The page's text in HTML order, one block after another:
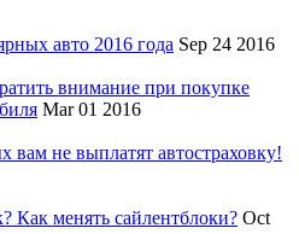
авто 2016 года Sep 24 2016
внимание при покупке
Mar 01 2016
вам не выплатят автостраховку!
Как менять сайлентблоки? Oct